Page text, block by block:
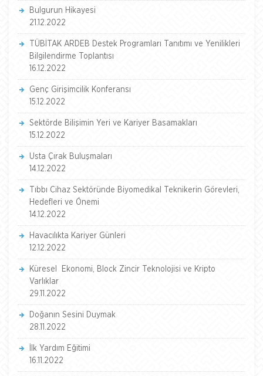
Bulgurun Hikayesi
21.12.2022
TÜBİTAK ARDEB Destek Programları Tanıtımı ve Yenilikleri
Bilgilendirme Toplantısı
16.12.2022
Genç Girişimcilik Konferansı
15.12.2022
Sektörde Bilişimin Yeri ve Kariyer Basamakları
15.12.2022
Usta Çırak Buluşmaları
14.12.2022
Tıbbı Cihaz Sektöründe Biyomedikal Teknikerin Görevleri,
Hedefleri ve Önemi
14.12.2022
Havacılıkta Kariyer Günleri
12.12.2022
Küresel Ekonomi, Block Zincir Teknolojisi ve Kripto
Varlıklar
29.11.2022
Doğanın Sesini Duymak
28.11.2022
İlk Yardım Eğitimi
16.11.2022